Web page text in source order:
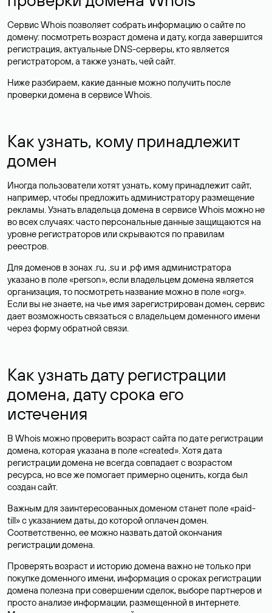
Сервис Whois позволяет собрать информацию о сайте по
домену: посмотреть возраст домена и дату, когда завершится
регистрация, актуальные DNS-серверы, кто является
регистратором, а также узнать, чей сайт.
Ниже разбираем, какие данные можно получить после
проверки домена в сервисе Whois.
Как узнать, кому принадлежит
домен
Иногда пользователи хотят узнать, кому принадлежит сайт,
например, чтобы предложить администратору размещение
рекламы. Узнать владельца домена в сервисе Whois можно не
во всех случаях: часто персональные данныезащищаются на
уровне регистраторов или скрываются по правилам
реестров.
Для доменов в зонах .ru, .su и .рф имя администратора
указано в поле «person», если владельцем домена является
организация, то посмотреть название можно в поле «org».
Если вы не знаете, на чье имя зарегистрирован домен, сервис
дает возможность связаться с владельцем доменного имени
через форму обратной связи.
Как узнать дату регистрации
домена, дату срока его
истечения
В Whois можно проверить возраст сайта по дате регистрации
домена, которая указана в поле «created». Хотя дата
регистрации домена не всегда совпадает с возрастом
ресурса, но все же помогает примерно оценить, когда был
создан сайт.
Важным для заинтересованных доменом станет поле «paid-
till» с указанием даты, до которой оплачен домен.
Соответственно, ее можно назвать датой окончания
регистрации домена.
Проверять возраст и историю домена важно не только при
покупке доменного имени, информация о сроках регистрации
домена полезна при совершении сделок, выборе партнеров и
просто анализе информации, размещенной в интернете.